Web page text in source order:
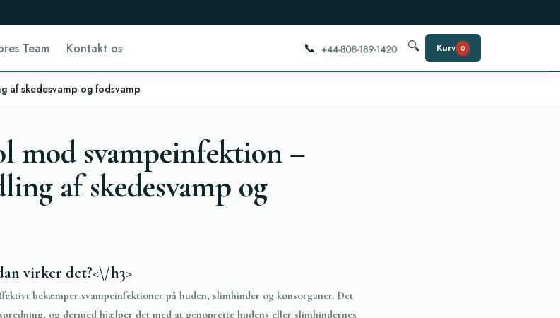
Team Kontakt os 📞 🔍 Kurv 0
af skedesvamp og fodsvamp
mod svampeinfektion –
af skedesvamp og
virker det?<\/h3>
bekæmper svampeinfektioner på huden, slimhinder og kønsorganer. Det
og dermed hjælper det med at genoprette hudens eller slimhindernes